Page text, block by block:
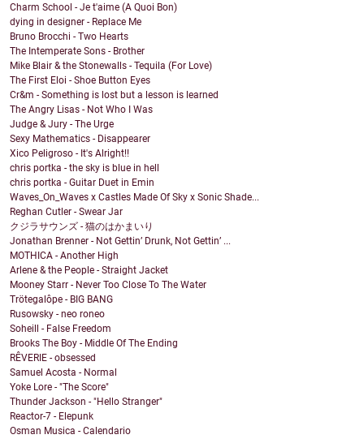
Charm School - Je t'aime (A Quoi Bon)
dying in designer - Replace Me
Bruno Brocchi - Two Hearts
The Intemperate Sons - Brother
Mike Blair & the Stonewalls - Tequila (For Love)
The First Eloi - Shoe Button Eyes
Cr&m - Something is lost but a lesson is learned
The Angry Lisas - Not Who I Was
Judge & Jury - The Urge
Sexy Mathematics - Disappearer
Xico Peligroso - It's Alright!!
chris portka - the sky is blue in hell
chris portka - Guitar Duet in Emin
Waves_On_Waves x Castles Made Of Sky x Sonic Shade...
Reghan Cutler - Swear Jar
クジラサウンズ - 猫のはかまいり
Jonathan Brenner - Not Gettin’ Drunk, Not Gettin’ ...
MOTHICA - Another High
Arlene & the People - Straight Jacket
Mooney Starr - Never Too Close To The Water
Trötegalôpe - BIG BANG
Rusowsky - neo roneo
Soheill - False Freedom
Brooks The Boy - Middle Of The Ending
RÊVERIE - obsessed
Samuel Acosta - Normal
Yoke Lore - "The Score"
Thunder Jackson - "Hello Stranger"
Reactor-7 - Elepunk
Osman Musica - Calendario